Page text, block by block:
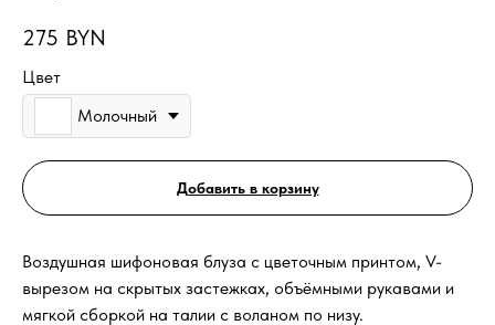
275 BYN
Цвет
Молочный
Добавить в корзину
Воздушная шифоновая блуза с цветочным принтом, V-
вырезом на скрытых застежках, объёмными рукавами и
мягкой сборкой на талии с воланом по низу.